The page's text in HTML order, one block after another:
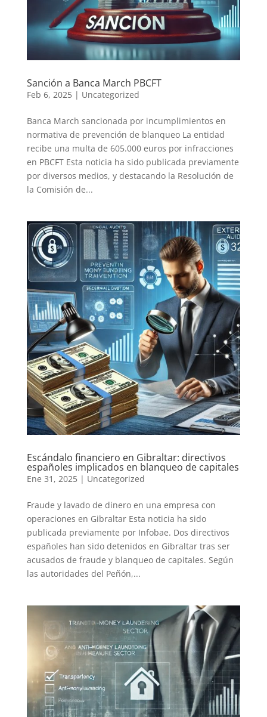
Sanción a Banca March PBCFT
Feb 6, 2025| Uncategorized
Banca March sancionada por incumplimientos en
normativa de prevención de blanqueo La entidad
recibe una multa de 605.000 euros por infracciones
en PBCFT Esta noticia ha sido publicada previamente
por diversos medios, y destacando la Resolución de
la Comisión de...
Escándalo financiero en Gibraltar: directivos
españoles implicados en blanqueo de capitales
Ene 31, 2025| Uncategorized
Fraude y lavado de dinero en una empresa con
operaciones en Gibraltar Esta noticia ha sido
publicada previamente por Infobae. Dos directivos
españoles han sido detenidos en Gibraltar tras ser
acusados de fraude y blanqueo de capitales. Según
las autoridades del Peñón,...